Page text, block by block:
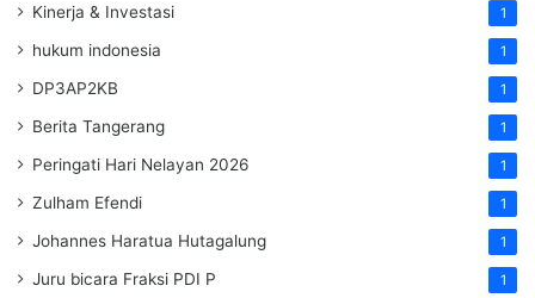
Kinerja & Investasi 1
hukum indonesia 1
DP3AP2KB 1
Berita Tangerang 1
Peringati Hari Nelayan 2026 1
Zulham Efendi 1
Johannes Haratua Hutagalung 1
Juru bicara Fraksi PDI P 1